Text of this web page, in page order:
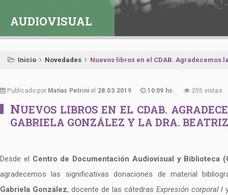
AUDIOVISUAL
Inicio Novedades Nuevos libros en el CDAB. Agradecemos
Publicado por Matias Petrini el 28.03.2019 10:09 hs. 255 vistas
NUEVOS LIBROS EN EL CDAB.
GABRIELA GONZÁLEZ Y LA DRA.
Desde el Centro de Documentación Audiovisual y Biblioteca
agradecemos las significativas donaciones de material
Gabriela González, docente de las cátedras Expresión corporal I